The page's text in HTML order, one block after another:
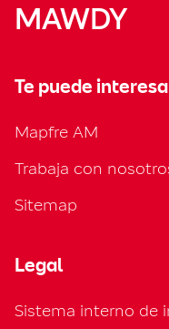
MAWDY
Te puede
Mapfre AM
Trabaja con
Sitemap
Legal
Sistema interno de